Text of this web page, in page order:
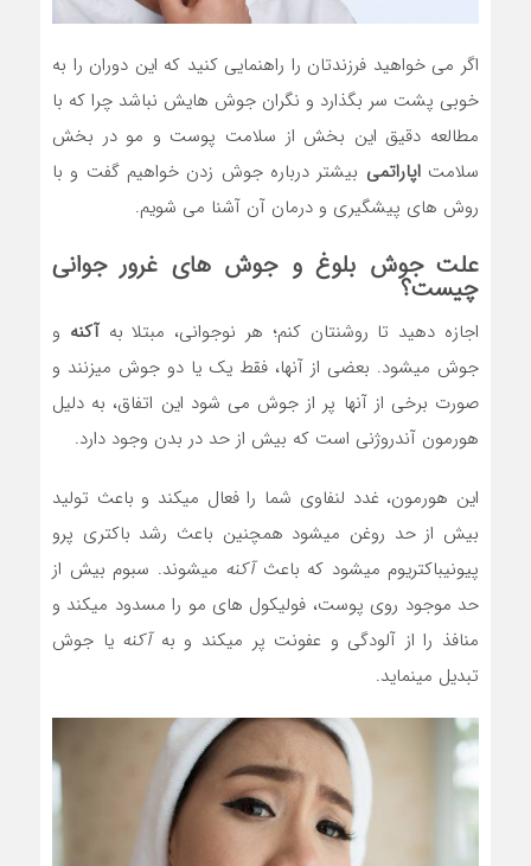
اگر می خواهید فرزندتان را راهنمایی کنید که این دوران را به
خوبی پشت سر بگذارد و نگران جوش هایش نباشد چرا که با
مطالعه دقیق این بخش از سلامت پوست و مو در بخش
سلامتاپاراتمی بیشتر درباره جوش زدن خواهیم گفت و با
روش های پیشگیری و درمان آن آشنا می شویم.
علت جوش بلوغ و جوش های غرور جوانی
چیست؟
اجازه دهید تا روشنتان کنم؛ هر نوجوانی، مبتلا بهآکنه و
جوش میشود. بعضی از آنها، فقط یک یا دو جوش میزنند و
صورت برخی از آنها پر از جوش می شود این اتفاق، به دلیل
هورمون آندروژنی است که بیش از حد در بدن وجود دارد.
این هورمون، غدد لنفاوی شما را فعال میکند و باعث تولید
بیش از حد روغن میشود همچنین باعث رشد باکتری پرو
پیونیباکتریوم میشود که باعثآکنه میشوند. سبوم بیش از
حد موجود روی پوست، فولیکول های مو را مسدود میکند و
منافذ را از آلودگی و عفونت پر میکند و بهآکنه یا جوش
تبدیل مینماید.